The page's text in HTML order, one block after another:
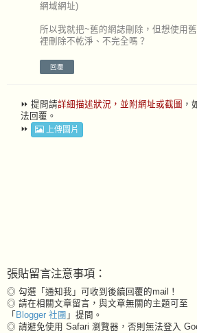
網域網址)
所以我就把~舊的網誌刪除，但想使用
裡刪除不乾淨、不完全嗎？
回覆
⏩ 提問請詳細描述狀況，並附網址或截圖 ，
法回覆。
⏩
上傳圖片
張貼留言注意事項：
◎ 勾選「通知我」可收到後續回覆的mail！
◎ 請在相關文章留言，與文章無關的主題可至
「 Blogger 社團 」提問。
◎ 請避免使用 Safari 瀏覽器，否則無法登入